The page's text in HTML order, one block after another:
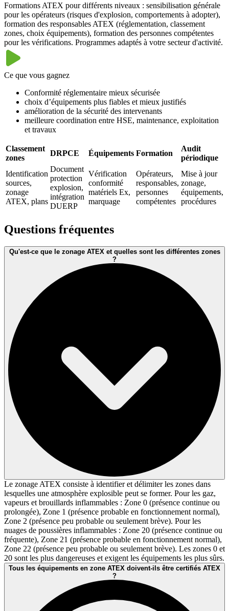
Formations ATEX pour différents niveaux : sensibilisation générale
pour les opérateurs (risques d'explosion, comportements à adopter),
formation des responsables ATEX (réglementation, classement
zones, choix équipements), formation des personnes compétentes
pour les vérifications. Programmes adaptés à votre secteur d'activité.
Ce que vous gagnez
Conformité réglementaire mieux sécurisée
choix d’équipements plus fiables et mieux justifiés
amélioration de la sécurité des intervenants
meilleure coordination entre HSE, maintenance, exploitation
et travaux
Classement
zones
DRPCE Équipements Formation
Audit
périodique
Identification
sources,
zonage
ATEX, plans
Document
protection
explosion,
intégration
DUERP
Vérification
conformité
matériels Ex,
marquage
Opérateurs,
responsables,
personnes
compétentes
Mise à jour
zonage,
équipements,
procédures
Questions fréquentes
Qu'est-ce que le zonage ATEX et quelles sont les différentes zones
?
Le zonage ATEX consiste à identifier et délimiter les zones dans
lesquelles une atmosphère explosible peut se former. Pour les gaz,
vapeurs et brouillards inflammables : Zone 0 (présence continue ou
prolongée), Zone 1 (présence probable en fonctionnement normal),
Zone 2 (présence peu probable ou seulement brève). Pour les
nuages de poussières inflammables : Zone 20 (présence continue ou
fréquente), Zone 21 (présence probable en fonctionnement normal),
Zone 22 (présence peu probable ou seulement brève). Les zones 0 et
20 sont les plus dangereuses et exigent les équipements les plus sûrs.
Tous les équipements en zone ATEX doivent-ils être certifiés ATEX
?